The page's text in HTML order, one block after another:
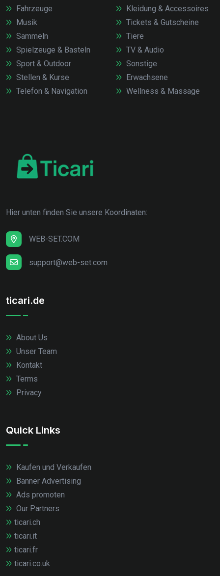
Fahrzeuge
Kleidung & Accessoires
Musik
Sammeln
Spielzeuge & Basteln
Sport & Outdoor
Stellen & Kurse
Telefon & Navigation
Tickets & Gutscheine
Tiere
TV & Audio
Sonstige
Erwachsene
Wellness & Massage
Hier unten finden Sie unsere Koordinaten:
WEB-SET.COM
support@web-set.com
ticari.de
About Us
Unser Team
Kontakt
Terms
Privacy
Quick Links
Kaufen und Verkaufen
Banner Advertising
Ads promoten
Our Partners
ticari.ch
ticari.it
ticari.fr
ticari.co.uk